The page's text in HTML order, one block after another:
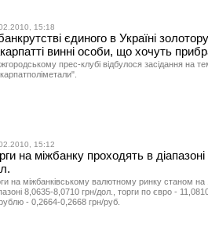
15:18
єдиного в Україні
винні особи, що хочуть
прес-клубі відбулося засідання на
15:12
на міжбанку проходять в
на міжбанківському валютному ринку станом на
8,0635-8,0710 грн/дол., торги по євро -
- 0,2664-0,2668 грн/руб.